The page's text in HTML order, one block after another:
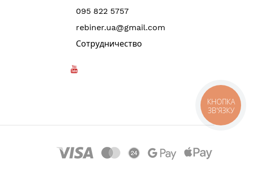
095 822 5757
rebiner.ua@gmail.com
Сотрудничество
КНОПКА
ЗВ'ЯЗКУ